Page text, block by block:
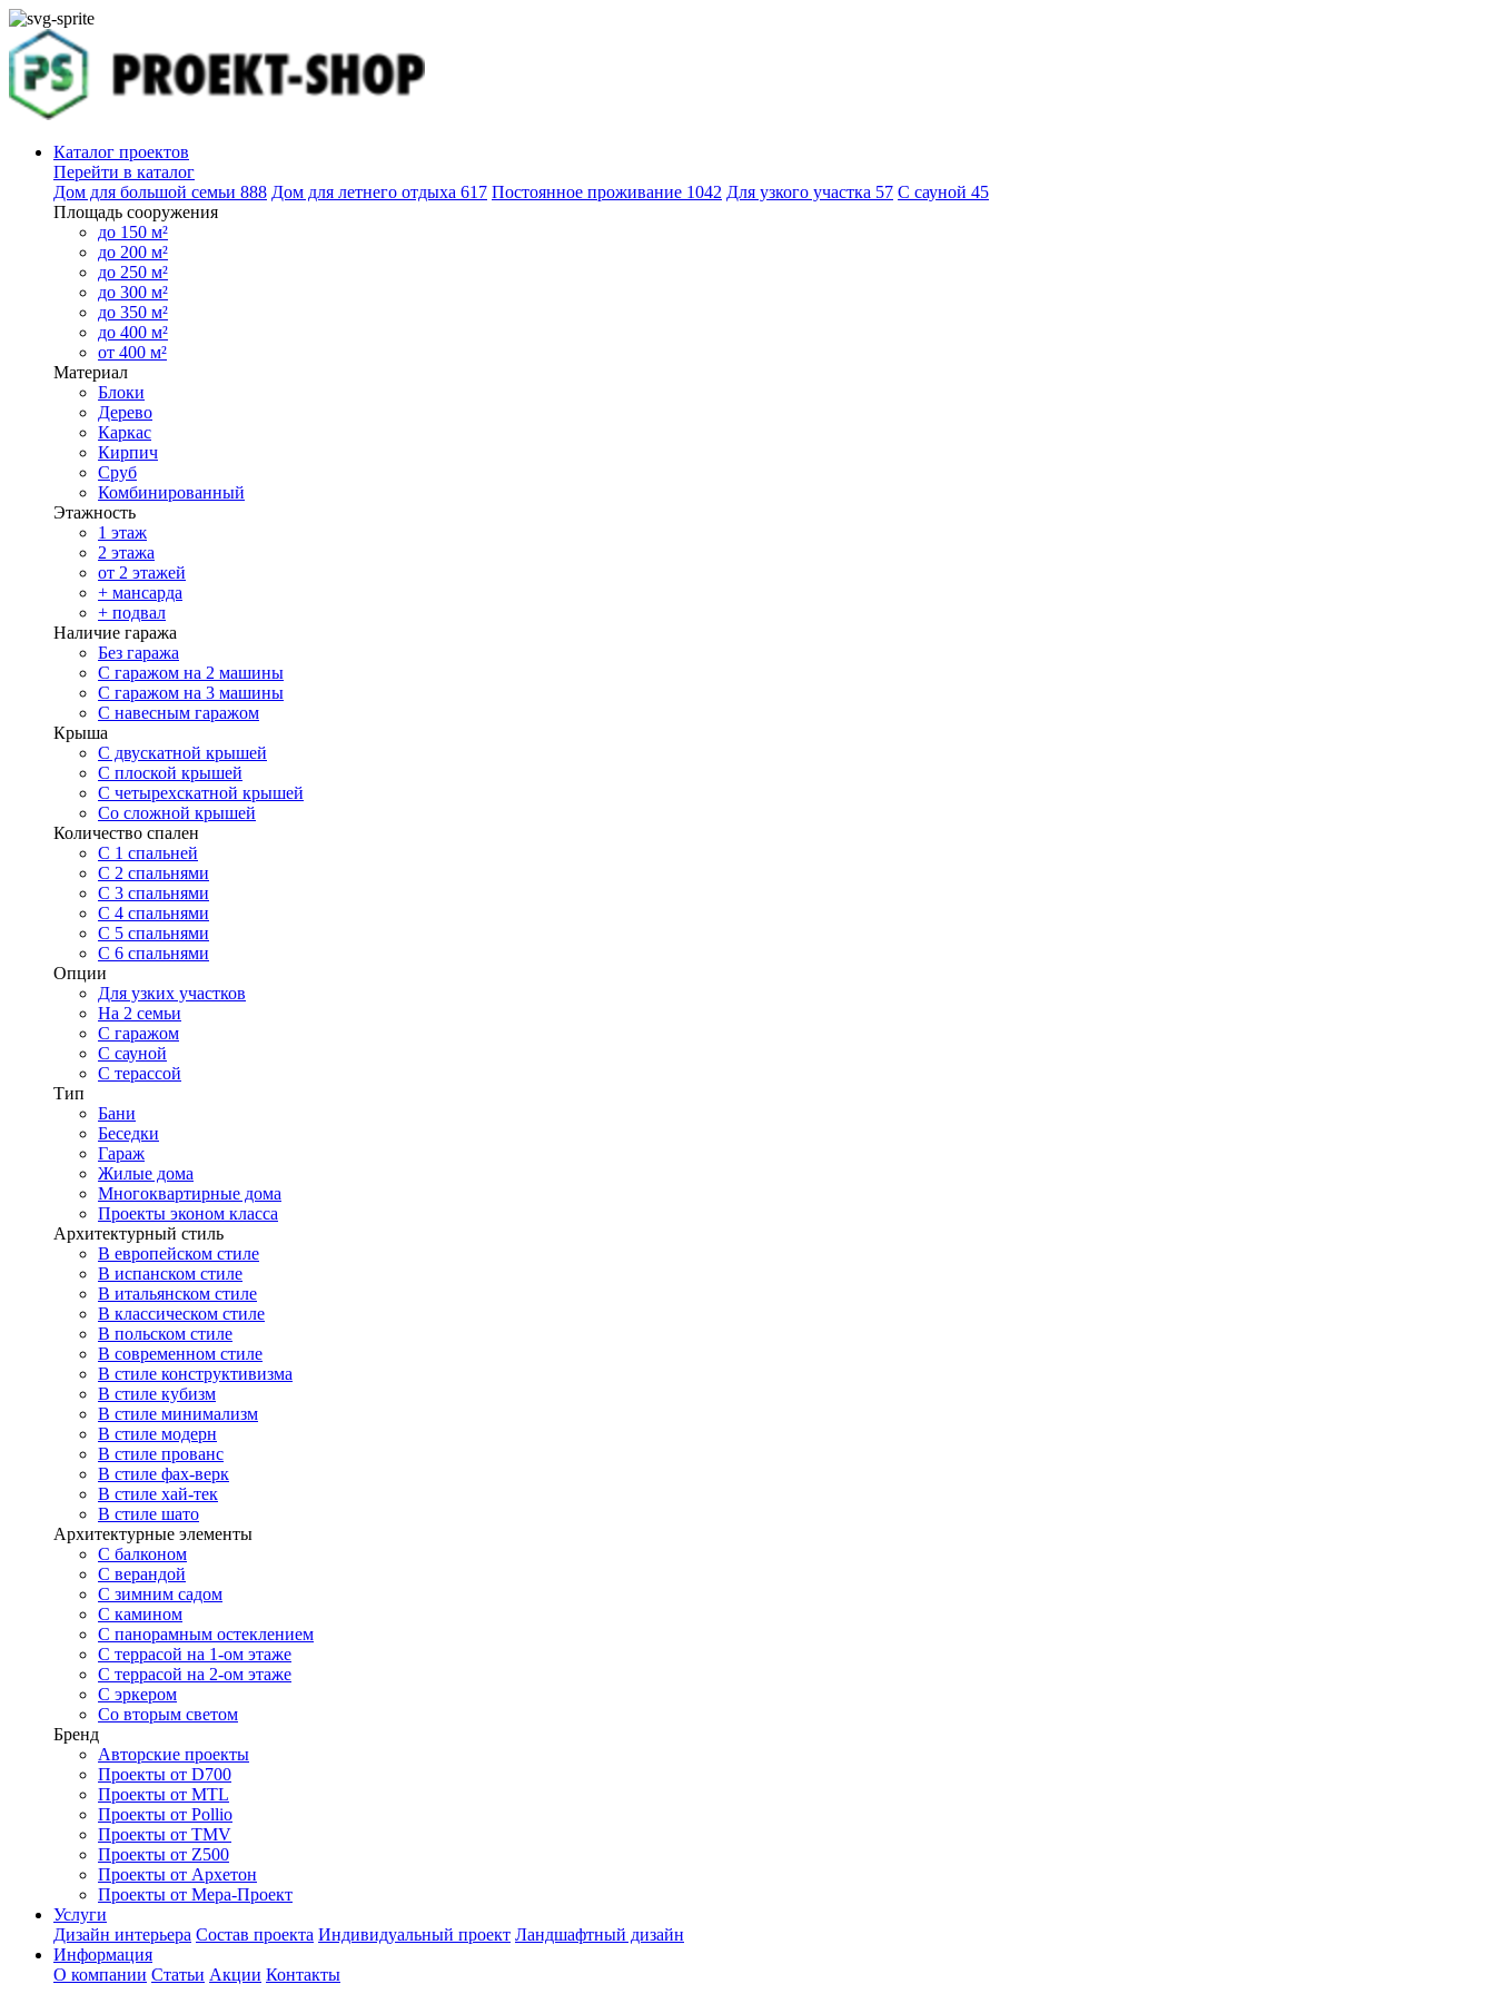
Каталог проектов
Перейти в каталог
Дом для большой семьи 888 Дом для летнего отдыха 617 Постоянное проживание 1042 Для узкого участка 57 С сауной 45
Площадь сооружения
до 150 м²
до 200 м²
до 250 м²
до 300 м²
до 350 м²
до 400 м²
от 400 м²
Материал
Блоки
Дерево
Каркас
Кирпич
Сруб
Комбинированный
Этажность
1 этаж
2 этажа
от 2 этажей
+ мансарда
+ подвал
Наличие гаража
Без гаража
С гаражом на 2 машины
С гаражом на 3 машины
С навесным гаражом
Крыша
С двускатной крышей
С плоской крышей
С четырехскатной крышей
Со сложной крышей
Количество спален
С 1 спальней
С 2 спальнями
С 3 спальнями
С 4 спальнями
С 5 спальнями
С 6 спальнями
Опции
Для узких участков
На 2 семьи
С гаражом
С сауной
С терассой
Тип
Бани
Беседки
Гараж
Жилые дома
Многоквартирные дома
Проекты эконом класса
Архитектурный стиль
В европейском стиле
В испанском стиле
В итальянском стиле
В классическом стиле
В польском стиле
В современном стиле
В стиле конструктивизма
В стиле кубизм
В стиле минимализм
В стиле модерн
В стиле прованс
В стиле фах-верк
В стиле хай-тек
В стиле шато
Архитектурные элементы
С балконом
С верандой
С зимним садом
С камином
С панорамным остеклением
С террасой на 1-ом этаже
С террасой на 2-ом этаже
С эркером
Со вторым светом
Бренд
Авторские проекты
Проекты от D700
Проекты от MTL
Проекты от Pollio
Проекты от TMV
Проекты от Z500
Проекты от Архетон
Проекты от Мера-Проект
Услуги
Дизайн интерьера Состав проекта Индивидуальный проект Ландшафтный дизайн
Информация
О компании Статьи Акции Контакты